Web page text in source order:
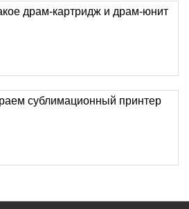
драм-картридж и драм-юнит
сублимационный принтер